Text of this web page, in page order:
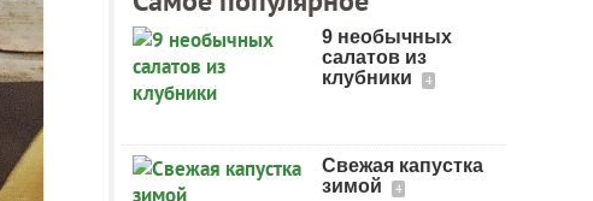
9 необычных
салатов из
клубники
4
Свежая капустка
зимой
4